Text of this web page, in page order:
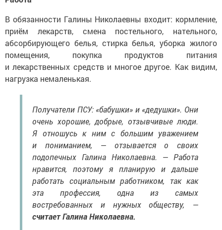
В обязанности Галины Николаевны входит: кормление,
приём лекарств, смена постельного, нательного,
абсорбирующего белья, стирка белья, уборка жилого
помещения, покупка продуктов питания
и лекарственных средств и многое другое. Как видим,
нагрузка немаленькая.
Получатели ПСУ: «бабушки» и «дедушки». Они
очень хорошие, добрые, отзывчивые люди.
Я отношусь к ним с большим уважением
и пониманием, — отзывается о своих
подопечных Галина Николаевна. — Работа
нравится, поэтому я планирую и дальше
работать социальным работником, так как
эта профессия, одна из самых
востребованных и нужных обществу, —
считает Галина Николаевна.